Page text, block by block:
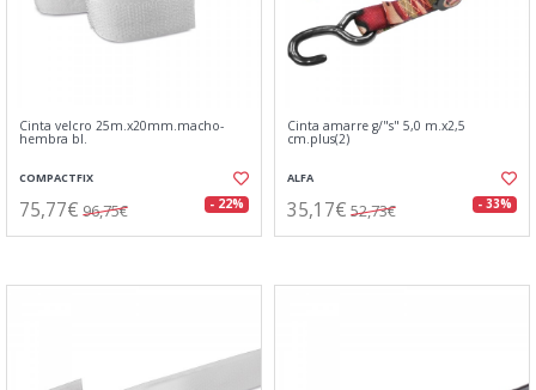
Cinta velcro 25m.x20mm.macho-
hembra bl.
COMPACTFIX
75,77€ 96,75€ - 22%
Cinta amarre g/"s" 5,0 m.x2,5
cm.plus(2)
ALFA
35,17€ 52,73€ - 33%